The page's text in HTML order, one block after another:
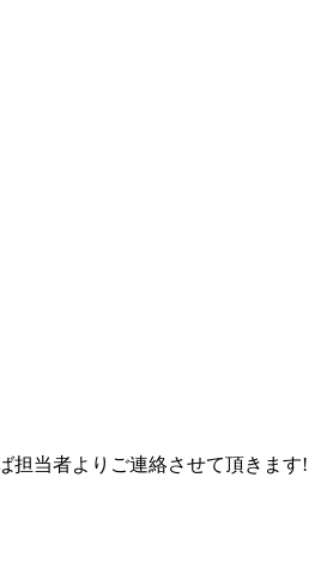
担当者よりご連絡させて頂きます!